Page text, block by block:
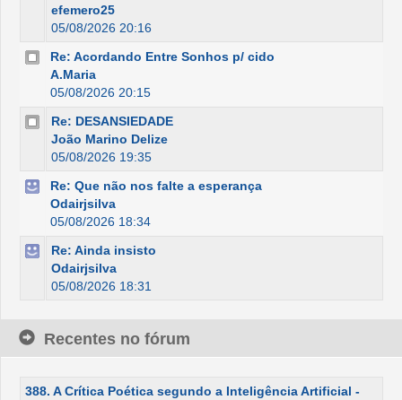
efemero25
05/08/2026 20:16
Re: Acordando Entre Sonhos p/ cido
A.Maria
05/08/2026 20:15
Re: DESANSIEDADE
João Marino Delize
05/08/2026 19:35
Re: Que não nos falte a esperança
Odairjsilva
05/08/2026 18:34
Re: Ainda insisto
Odairjsilva
05/08/2026 18:31
Recentes no fórum
388. A Crítica Poética segundo a Inteligência Artificial -